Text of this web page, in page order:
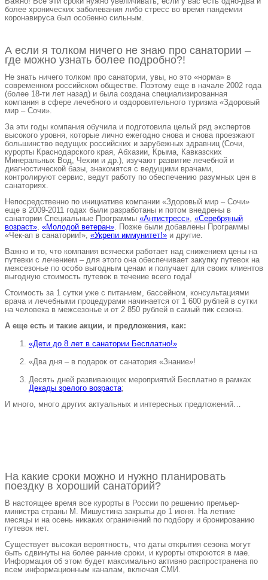
более хронических заболевания либо стресс во время пандемии
коронавируса был особенно сильным.
А если я толком ничего не знаю про санатории –
где можно узнать более подробно?!
Не знать ничего толком про санатории, увы, но это «норма» в
современном российском обществе. Поэтому еще в начале 2002 года
(более 18-ти лет назад) и была создана специализированная
компания в сфере лечебного и оздоровительного туризма «Здоровый
мир – Сочи».
За эти годы компания обучила и подготовила целый ряд экспертов
высокого уровня, которые лично ежегодно снова и снова проезжают
большинство ведущих российских и зарубежных здравниц (Сочи,
курорты Краснодарского края, Абхазии, Крыма, Кавказских
Минеральных Вод, Чехии и др.), изучают развитие лечебной и
диагностической базы, знакомятся с ведущими врачами,
контролируют сервис, ведут работу по обеспечению разумных цен в
санаториях.
Непосредственно по инициативе компании «Здоровый мир – Сочи»
еще в 2009-2011 годах были разработаны и потом внедрены в
санатории Специальные Программы «Антистресс» «Серебряный
возраст» «Молодой ветеран» . Позже были добавлены Программы
«Чек-ап в санатории!», «Укрепи иммунитет!» и другие.
Важно и то, что компания всячески работает над снижением цены на
путевки с лечением – для этого она обеспечивает закупку путевок на
межсезонье по особо выгодным ценам и получает для своих клиентов
выгодную стоимость путевок в течение всего года!
Стоимость за 1 сутки уже с питанием, бассейном, консультациями
врача и лечебными процедурами начинается от 1 600 рублей в сутки
на человека в межсезонье и от 2 850 рублей в самый пик сезона.
А еще есть и такие акции, и предложения, как:
«Дети до 8 лет в санатории Бесплатно!»
«Два дня – в подарок от санатория «Знание»!
Десять дней развивающих мероприятий Бесплатно в рамках
Декады зрелого возраста;
И много, много других актуальных и интересных предложений…
На какие сроки можно и нужно планировать
поездку в хороший санаторий?
В настоящее время все курорты в России по решению премьер-
министра страны М. Мишустина закрыты до 1 июня. На летние
месяцы и на осень никаких ограничений по подбору и бронированию
путевок нет.
Существует высокая вероятность, что даты открытия сезона могут
быть сдвинуты на более ранние сроки, и курорты откроются в мае.
Информация об этом будет максимально активно распространена по
всем информационным каналам, включая СМИ.